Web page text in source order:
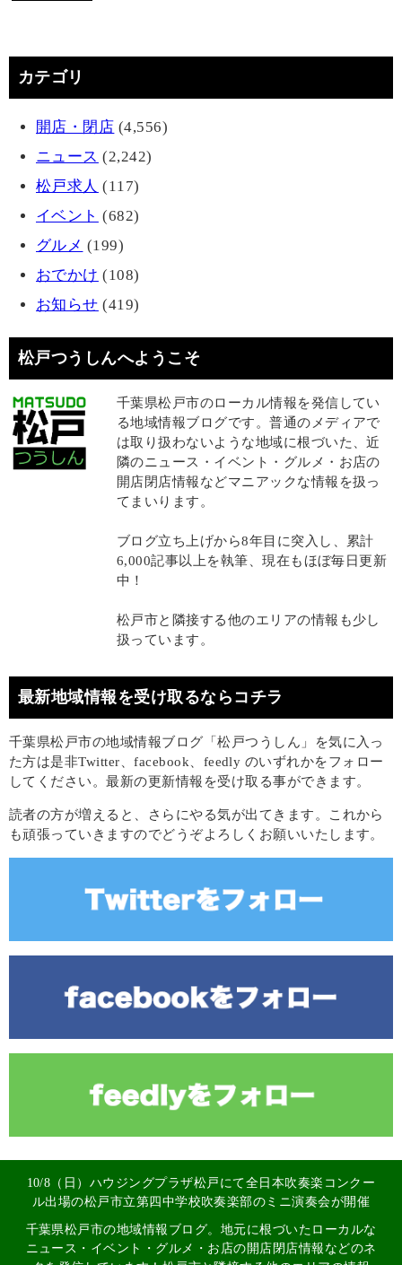
カテゴリ
開店・閉店 (4,556)
ニュース (2,242)
松戸求人 (117)
イベント (682)
グルメ (199)
おでかけ (108)
お知らせ (419)
松戸つうしんへようこそ
千葉県松戸市のローカル情報を発信してい
る地域情報ブログです。普通のメディアで
は取り扱わないような地域に根づいた、近
隣のニュース・イベント・グルメ・お店の
開店閉店情報などマニアックな情報を扱っ
てまいります。
ブログ立ち上げから8年目に突入し、累計
6,000記事以上を執筆、現在もほぼ毎日更新
中！
松戸市と隣接する他のエリアの情報も少し
扱っています。
最新地域情報を受け取るならコチラ
千葉県松戸市の地域情報ブログ「松戸つうしん」を気に入っ
た方は是非Twitter、facebook、feedly のいずれかをフォロー
してください。最新の更新情報を受け取る事ができます。
読者の方が増えると、さらにやる気が出てきます。これから
も頑張っていきますのでどうぞよろしくお願いいたします。
10/8（日）ハウジングプラザ松戸にて全日本吹奏楽コンクー
ル出場の松戸市立第四中学校吹奏楽部のミニ演奏会が開催
千葉県松戸市の地域情報ブログ。地元に根づいたローカルな
ニュース・イベント・グルメ・お店の開店閉店情報などのネ